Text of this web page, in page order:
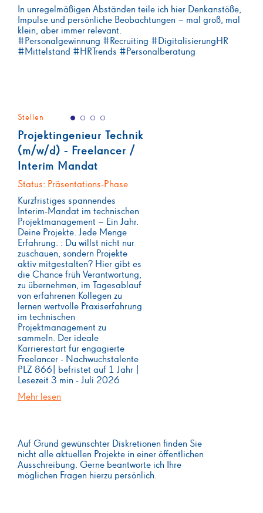
In unregelmäßigen Abständen teile ich hier Denkanstöße,
Impulse und persönliche Beobachtungen – mal groß, mal
klein, aber immer relevant.
#Personalgewinnung #Recruiting #DigitalisierungHR
#Mittelstand #HRTrends #Personalberatung
Stellen
Projektingenieur Technik
(m/w/d) - Freelancer /
Interim Mandat
Status: Präsentations-Phase
Kurzfristiges spannendes
Interim-Mandat im technischen
Projektmanagement – Ein Jahr.
Deine Projekte. Jede Menge
Erfahrung. : Du willst nicht nur
zuschauen, sondern Projekte
aktiv mitgestalten? Hier gibt es
die Chance früh Verantwortung,
zu übernehmen, im Tagesablauf
von erfahrenen Kollegen zu
lernen wertvolle Praxiserfahrung
im technischen
Projektmanagement zu
sammeln. Der ideale
Karrierestart für engagierte
Freelancer - Nachwuchstalente
PLZ 866| befristet auf 1 Jahr |
Lesezeit 3 min - Juli 2026
Mehr lesen
Auf Grund gewünschter Diskretionen finden Sie
nicht alle aktuellen Projekte in einer öffentlichen
Ausschreibung. Gerne beantworte ich Ihre
möglichen Fragen hierzu persönlich.